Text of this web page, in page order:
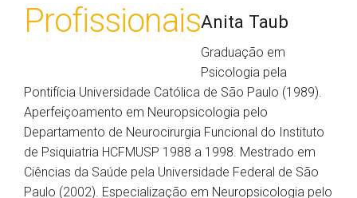
ProfissionaisAnita Taub
Graduação em
Psicologia pela
Pontifícia Universidade Católica de São Paulo (1989).
Aperfeiçoamento em Neuropsicologia pelo
Departamento de Neurocirurgia Funcional do Instituto
de Psiquiatria HCFMUSP 1988 a 1998. Mestrado em
Ciências da Saúde pela Universidade Federal de São
Paulo (2002). Especialização em Neuropsicologia pelo